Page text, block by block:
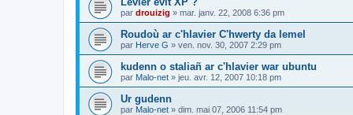
par drouizig » mar. janv. 22, 2008 6:36 pm
Roudoù ar c'hlavier C'hwerty da lemel
par Herve G » ven. nov. 30, 2007 2:29 pm
kudenn o staliañ ar c'hlavier war ubuntu
par Malo-net » jeu. avr. 12, 2007 10:18 pm
Ur gudenn
par Malo-net » dim. mai 07, 2006 11:54 pm